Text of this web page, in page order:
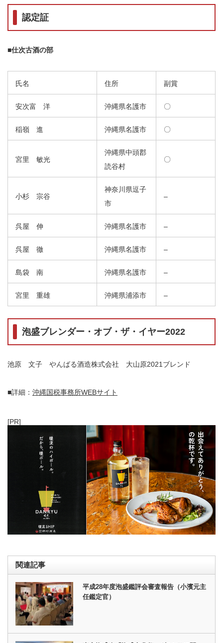
認定証
■仕次古酒の部
氏名 住所 副賞
安次富 洋 沖縄県名護市 〇
稲嶺 進 沖縄県名護市 〇
宮里 敏光
沖縄県中頭郡
読谷村
〇
小杉 宗谷
神奈川県逗子
市
–
呉屋 伸 沖縄県名護市 –
呉屋 徹 沖縄県名護市 –
島袋 南 沖縄県名護市 –
宮里 重雄 沖縄県浦添市 –
泡盛ブレンダー・オブ・ザ・イヤー2022
池原 文子 やんばる酒造株式会社 大山原2021ブレンド
■詳細： 沖縄国税事務所WEBサイト
[PR]
関連記事
平成28年度泡盛鑑評会審査報告（小濱元主
任鑑定官）